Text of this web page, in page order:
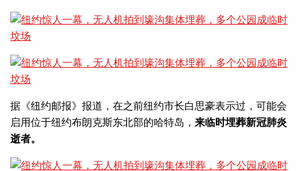
据《纽约邮报》报道，在之前纽约市长白思豪表示过，可能会
启用位于纽约布朗克斯东北部的哈特岛， 来临时埋葬新冠肺炎
逝者。